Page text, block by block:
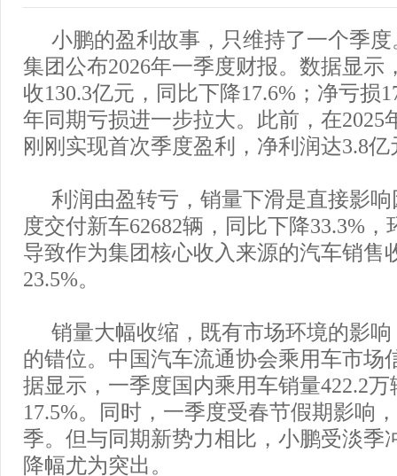
小鹏的盈利故事，只维持了一个季度
集团公布2026年一季度财报。数据显示
收130.3亿元，同比下降17.6%；净亏损
年同期亏损进一步拉大。此前，在2025
刚刚实现首次季度盈利，净利润达3.8亿
利润由盈转亏，销量下滑是直接影
度交付新车62682辆，同比下降33.3%，
导致作为集团核心收入来源的汽车销售
23.5%。
销量大幅收缩，既有市场环境的影
的错位。中国汽车流通协会乘用车市场
据显示，一季度国内乘用车销量422.2
17.5%。同时，一季度受春节假期影响
季。但与同期新势力相比，小鹏受淡季
降幅尤为突出。